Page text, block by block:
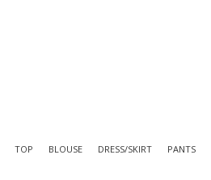
TOP BLOUSE DRESS/SKIRT PANTS